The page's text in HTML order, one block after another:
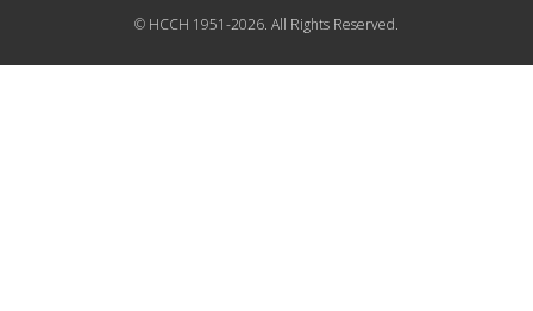
© HCCH 1951-2026. All Rights Reserved.